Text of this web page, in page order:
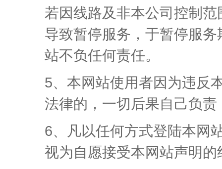
若因线路及非本公司控制
导致暂停服务，于暂停服
站不负任何责任。
5、本网站使用者因为违反
法律的，一切后果自己负
6、凡以任何方式登陆本网
视为自愿接受本网站声明的